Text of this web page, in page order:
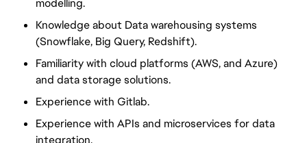
modelling.
Knowledge about Data warehousing systems
(Snowflake, Big Query, Redshift).
Familiarity with cloud platforms (AWS, and Azure)
and data storage solutions.
Experience with Gitlab.
Experience with APIs and microservices for data
integration.